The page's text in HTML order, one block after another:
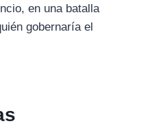
en una batalla
gobernaría el